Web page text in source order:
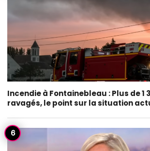
Incendie à Fontainebleau : Plus de 1
ravagés, le point sur la situation